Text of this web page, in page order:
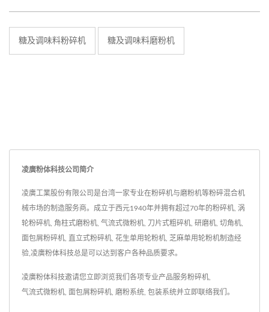
糖及调味料粉碎机 糖及调味料磨粉机
凌廣粉体科技公司简介
凌廣工業股份有限公司是台湾一家专业在粉碎机与磨粉机等粉碎混合机
械市场的制造服务商。成立于西元1940年并拥有超过70年的粉碎机, 涡
轮粉碎机, 角柱式磨粉机, 气流式微粉机, 刀片式粗碎机, 研磨机, 切角机,
面包屑粉碎机, 直立式粉碎机, 花生单用轮粉机, 芝麻单用轮粉机制造经
验,凌廣粉体科技总是可以达到客户各种品质要求。
凌廣粉体科技邀请您立即浏览我们各项专业产品服务粉碎机
气流式微粉机 面包屑粉碎机 磨粉系统 包装系统并立即联络我们 。